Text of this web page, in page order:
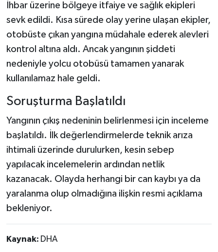
İhbar üzerine bölgeye itfaiye ve sağlık ekipleri
sevk edildi. Kısa sürede olay yerine ulaşan ekipler,
otobüste çıkan yangına müdahale ederek alevleri
kontrol altına aldı. Ancak yangının şiddeti
nedeniyle yolcu otobüsü tamamen yanarak
kullanılamaz hale geldi.
Soruşturma Başlatıldı
Yangının çıkış nedeninin belirlenmesi için inceleme
başlatıldı. İlk değerlendirmelerde teknik arıza
ihtimali üzerinde durulurken, kesin sebep
yapılacak incelemelerin ardından netlik
kazanacak. Olayda herhangi bir can kaybı ya da
yaralanma olup olmadığına ilişkin resmi açıklama
bekleniyor.
Kaynak: DHA